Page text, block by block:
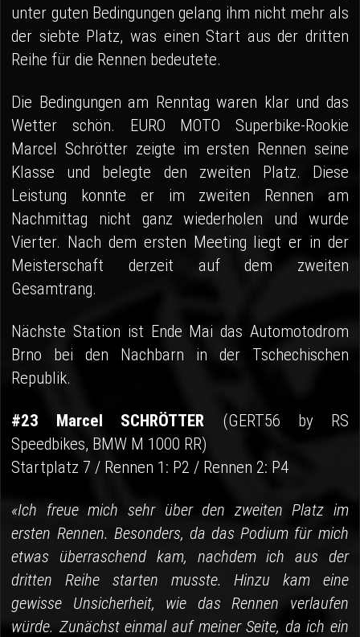
unter guten Bedingungen gelang ihm nicht mehr als
der siebte Platz, was einen Start aus der dritten
Reihe für die Rennen bedeutete.
Die Bedingungen am Renntag waren klar und das
Wetter schön. EURO MOTO Superbike-Rookie
Marcel Schrötter zeigte im ersten Rennen seine
Klasse und belegte den zweiten Platz. Diese
Leistung konnte er im zweiten Rennen am
Nachmittag nicht ganz wiederholen und wurde
Vierter. Nach dem ersten Meeting liegt er in der
Meisterschaft derzeit auf dem zweiten
Gesamtrang.
Nächste Station ist Ende Mai das Automotodrom
Brno bei den Nachbarn in der Tschechischen
Republik.
#23 Marcel SCHRÖTTER (GERT56 by RS
Speedbikes, BMW M 1000 RR)
Startplatz 7 / Rennen 1: P2 / Rennen 2: P4
«Ich freue mich sehr über den zweiten Platz im
ersten Rennen. Besonders, da das Podium für mich
etwas überraschend kam, nachdem ich aus der
dritten Reihe starten musste. Hinzu kam eine
gewisse Unsicherheit, wie das Rennen verlaufen
würde. Zunächst einmal auf meiner Seite, da ich ein